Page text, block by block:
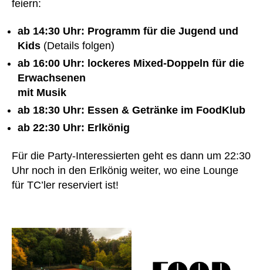
feiern:
ab 14:30 Uhr: Programm für die Jugend und
Kids (Details folgen)
ab 16:00 Uhr: lockeres Mixed-Doppeln für die
Erwachsenen
mit Musik
ab 18:30 Uhr: Essen & Getränke im FoodKlub
ab 22:30 Uhr: Erlkönig
Für die Party-Interessierten geht es dann um 22:30
Uhr noch in den Erlkönig weiter, wo eine Lounge
für TC’ler reserviert ist!